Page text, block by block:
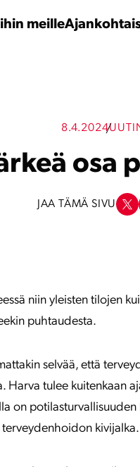
meille
8.4.2024
osa
JAA TÄMÄ SIVU
niin yleisten tilojen
puhtaudesta.
selvää, että
Harva tulee kuitenkaan
on
terveydenhoidon kivijalka.